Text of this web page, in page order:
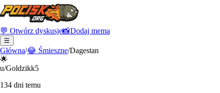
💬 Otwórz dyskusję📸Dodaj mema
☰
Główna/😂 Śmieszne/Dagestan
🌟
u/Goldzikk5
134 dni temu